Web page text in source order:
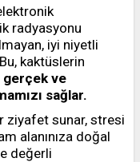
radyasyonu
iyi niyetli
kaktüslerin
gerçek ve
sağlar.
ziyafet sunar, stresi
alanınıza doğal
değerli